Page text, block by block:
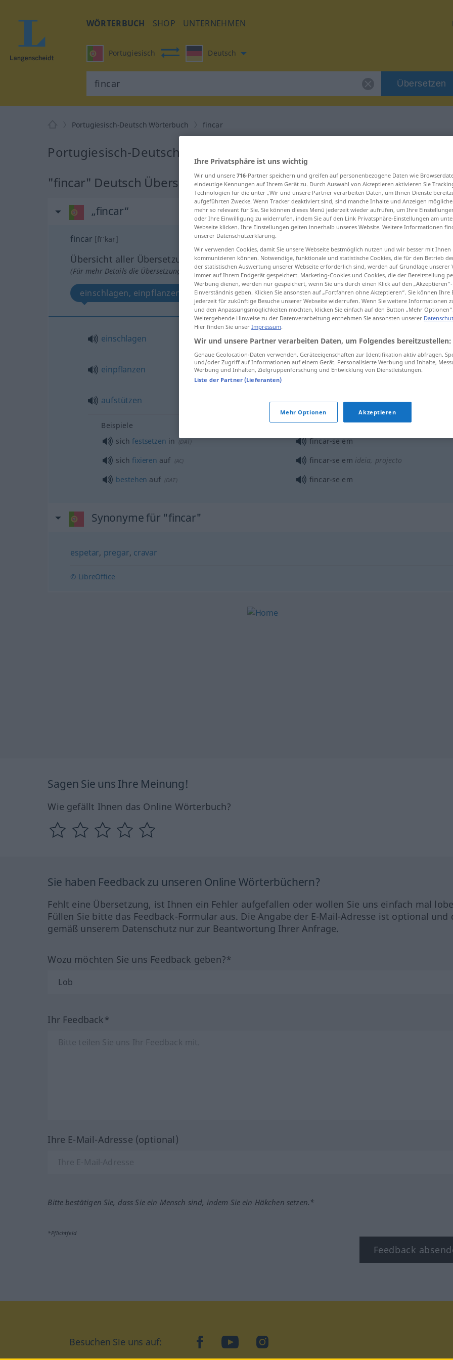
WÖRTERBUCH SHOP UNTERNEHMEN
Portugiesisch Deutsch
Übersetzen
Portugiesisch-Deutsch Wörterbuch fincar
Portugiesisch-Deutsch Übersetzung für "fincar"
"fincar" Deutsch Übersetzung
„fincar“
fincar [fĩˈkar]
Übersicht aller Übersetzungen
(Für mehr Details die Übersetzung anklicken/antippen)
einschlagen, einpflanzen, aufstützen
einschlagen fincarestaca
einpflanzen fincarplanta
aufstützen fincarcotovelo, pé
Beispiele
sichfestsetzen in (DAT)
fincar-se em
sichfixieren auf (AC) fincar-se em ideia, projecto
bestehen auf (DAT) fincar-se em
Synonyme für "fincar"
espetar, pregar, cravar
© LibreOffice
Sagen Sie uns Ihre Meinung!
Wie gefällt Ihnen das Online Wörterbuch?
Sie haben Feedback zu unseren Online Wörterbüchern?
Fehlt eine Übersetzung, ist Ihnen ein Fehler aufgefallen oder wollen Sie uns einfach mal
Füllen Sie bitte das Feedback-Formular aus. Die Angabe der E-Mail-Adresse ist optional und
gemäß unserem Datenschutz nur zur Beantwortung Ihrer Anfrage.
Wozu möchten Sie uns Feedback geben?*
Ihr Feedback*
Ihre E-Mail-Adresse (optional)
Bitte bestätigen Sie, dass Sie ein Mensch sind, indem Sie ein Häkchen setzen.*
*Pflichtfeld
Feedback
Besuchen Sie uns auf: facebookYouTubeInstagram
Ihre Privatsphäre ist uns wichtig
Wir und unsere 716-Partner speichern und greifen auf personenbezogene Daten wie
eindeutige Kennungen auf Ihrem Gerät zu. Durch Auswahl von Akzeptieren aktivieren Sie
Technologien für die unter „Wir und unsere Partner verarbeiten Daten, um Ihnen Dienste
aufgeführten Zwecke. Wenn Tracker deaktiviert sind, sind manche Inhalte und Anzeigen
mehr so relevant für Sie. Sie können dieses Menü jederzeit wieder aufrufen, um Ihre
oder Ihre Einwilligung zu widerrufen, indem Sie auf den Link Privatsphäre-Einstellungen am
Webseite klicken. Ihre Einstellungen gelten innerhalb unseres Website. Weitere Informationen
unserer Datenschutzerklärung.
Wir verwenden Cookies, damit Sie unsere Webseite bestmöglich nutzen und wir besser mit Ihnen
kommunizieren können. Notwendige, funktionale und statistische Cookies, die für den Betrieb
der statistischen Auswertung unserer Webseite erforderlich sind, werden auf Grundlage unserer
immer auf Ihrem Endgerät gespeichert. Marketing-Cookies und Cookies, die der Bereitstellung
Werbung dienen, werden nur gespeichert, wenn Sie uns durch einen Klick auf den
Einverständnis geben. Klicken Sie ansonsten auf „Fortfahren ohne Akzeptieren“. Sie können
jederzeit für zukünftige Besuche unserer Webseite widerrufen. Wenn Sie weitere Informationen
und den Anpassungsmöglichkeiten möchten, klicken Sie einfach auf den Button „Mehr
Weitergehende Hinweise zu der Datenverarbeitung entnehmen Sie ansonsten unserer
Hier finden Sie unser Impressum.
Wir und unsere Partner verarbeiten Daten, um Folgendes bereitzustellen:
Genaue Geolocation-Daten verwenden. Geräteeigenschaften zur Identifikation aktiv abfragen.
und/oder Zugriff auf Informationen auf einem Gerät. Personalisierte Werbung und Inhalte,
Werbung und Inhalten, Zielgruppenforschung und Entwicklung von Dienstleistungen.
Liste der Partner (Lieferanten)
Mehr Optionen Akzeptieren